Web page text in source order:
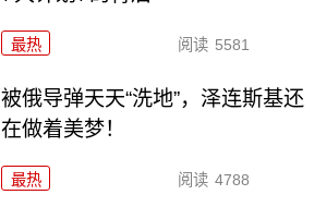
最热 阅读 5581
被俄导弹天天“洗地”，泽连斯基还
在做着美梦！
最热 阅读 4788